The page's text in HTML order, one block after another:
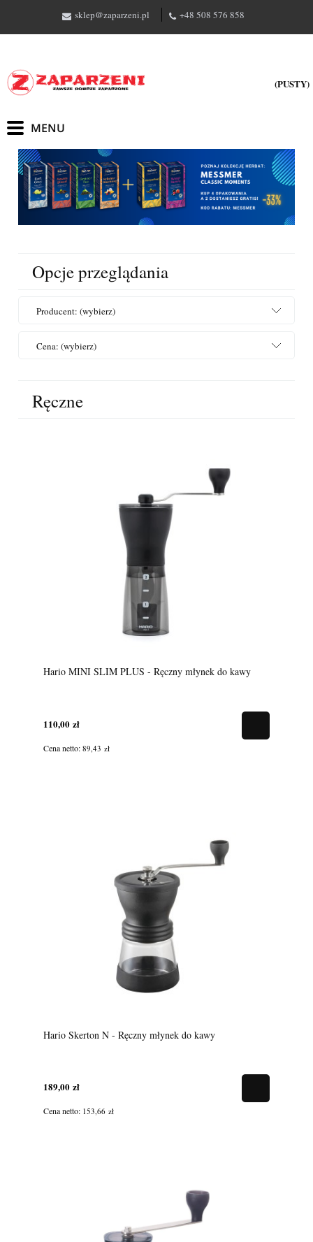
sklep@zaparzeni.pl +48 508 576 858
(PUSTY)
Opcje przeglądania
Producent: (wybierz)
Cena: (wybierz)
Ręczne
Hario MINI SLIM PLUS - Ręczny młynek do kawy
110,00 zł
Cena netto: 89,43 zł
Hario Skerton N - Ręczny młynek do kawy
189,00 zł
Cena netto: 153,66 zł